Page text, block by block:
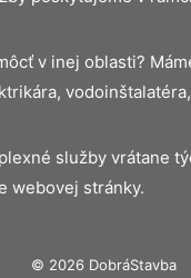
v inej oblasti?
služby vrátane
webovej stránky.
© 2026 DobráStavba